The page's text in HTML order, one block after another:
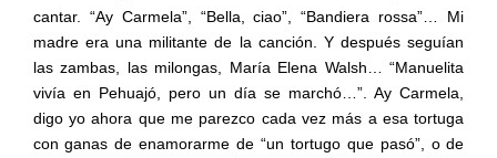
cantar. “Ay Carmela”, “Bella, ciao”, “Bandiera rossa”… Mi
madre era una militante de la canción. Y después seguían
las zambas, las milongas, María Elena Walsh… “Manuelita
vivía en Pehuajó, pero un día se marchó…”. Ay Carmela,
digo yo ahora que me parezco cada vez más a esa tortuga
con ganas de enamorarme de “un tortugo que pasó”, o de